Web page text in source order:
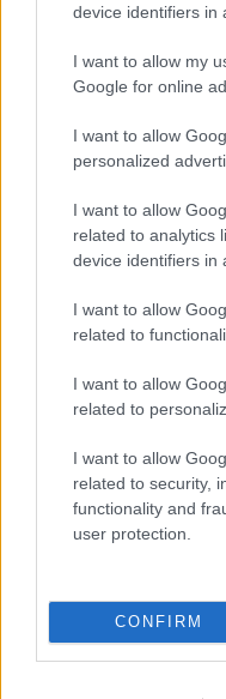
device identifiers in
I want to allow my
Google for online
I want to allow
personalized
I want to allow
related to analytics
device identifiers in
I want to allow
related to
I want to allow
related to
I want to allow
related to security,
functionality and
user protection.
CONFIRM
Η ίδια σημείωσε
ερωτευμένος με
έκανε πίσω ποτέ »
δεν ήταν
άκουγε την άποψη
μπορούσε να
μεγαλύτερο
γνωστούς δεν
και πράγματα
Από την πλευρά
Νοτιοανατολικής
Καλλιακμάνης
μύριζε τον
».
ΟΛΕΣ ΟΙ ΕΙΔΗΣΕΙΣ
Μητσοτάκη:
εκλογές της